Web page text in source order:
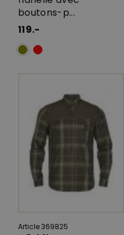
boutons-p...
119.-
Article 369825